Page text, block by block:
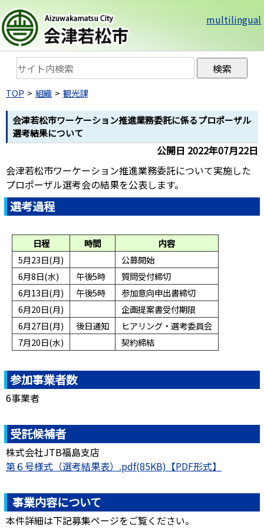
multilingual
TOP 組織 観光課
会津若松市ワーケーション推進業務委託に係るプロポーザル
選考結果について
公開日 2022年07月22日
会津若松市ワーケーション推進業務委託について実施した
プロポーザル選考会の結果を公表します。
選考過程
日程 時間
内容
5月23日(月)
公募開始
6月8日(水)
午後5時
質問受付締切
6月13日(月)
午後5時
参加意向申出書締切
6月20日(月)
企画提案書受付期限
6月27日(月)
後日通知
ヒアリング・選考委員会
7月20日(水)
契約締結
参加事業者数
6事業者
受託候補者
株式会社JTB福島支店
第６号様式（選考結果表）.pdf(85KB)
事業内容について
本件詳細は下記募集ページをご覧ください。